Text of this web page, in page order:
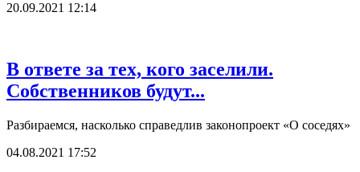
20.09.2021 12:14
В ответе за тех, кого заселили.
Собственников будут...
Разбираемся, насколько справедлив законопроект «О соседях»
04.08.2021 17:52